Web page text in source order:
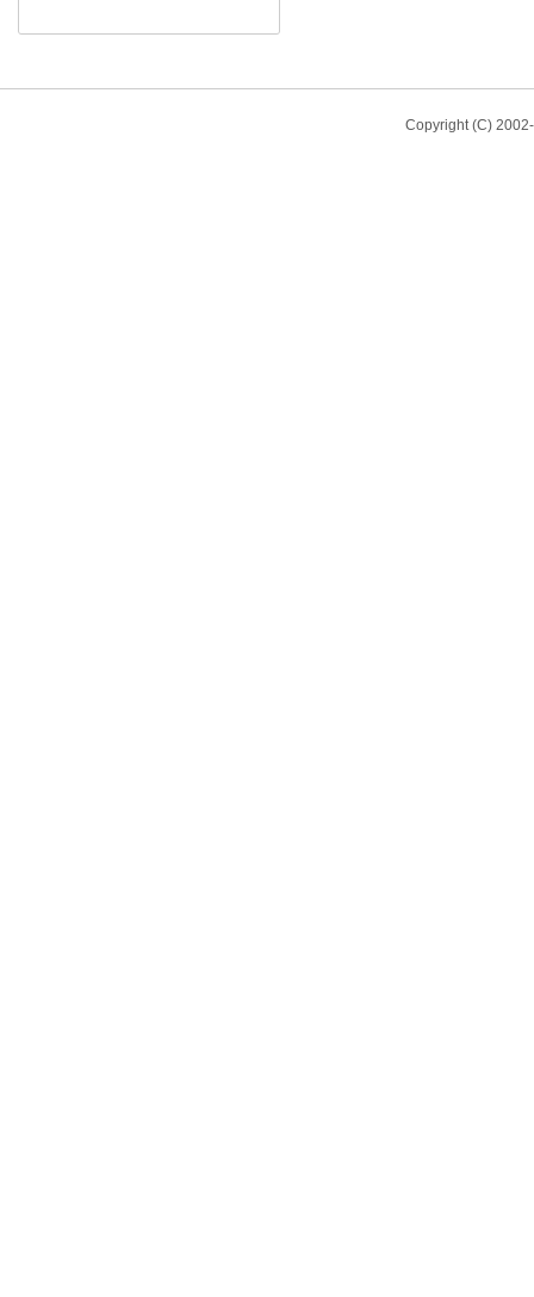
Copyright (C)